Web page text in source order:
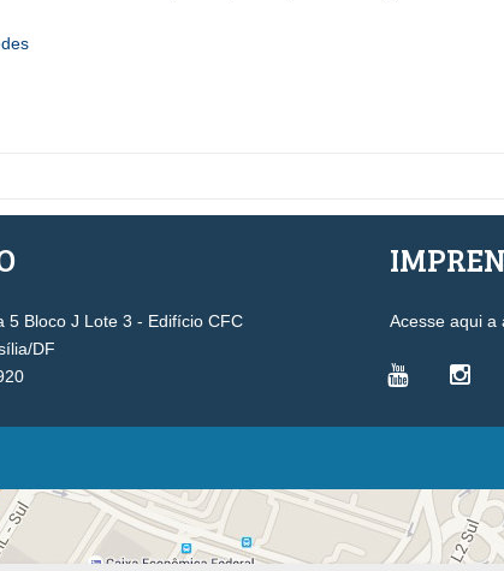
5 Bloco J Lote 3 - Edifício CFC
DF
Acesse aqui a
VICE-PRESIDÊNCIAS
Administrativa
Controle Interno